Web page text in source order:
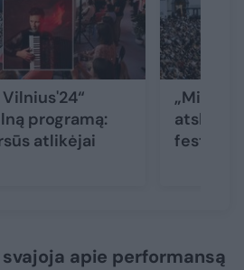
programą:
atlikėjai
apie performansą